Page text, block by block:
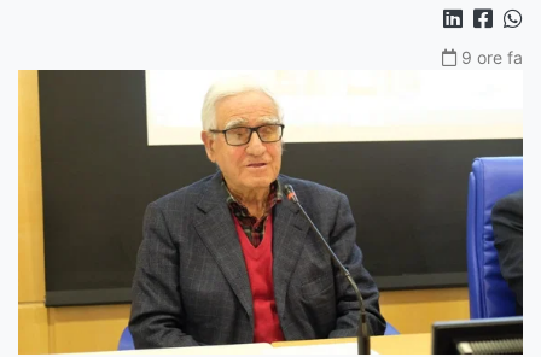
9 ore fa